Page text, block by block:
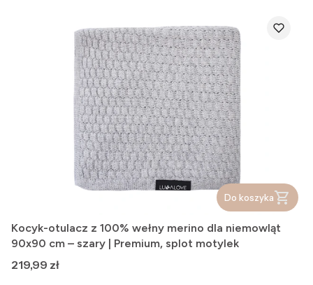
Do koszyka
Kocyk-otulacz z 100% wełny merino dla niemowląt
90x90 cm – szary | Premium, splot motylek
Cena
219,99 zł